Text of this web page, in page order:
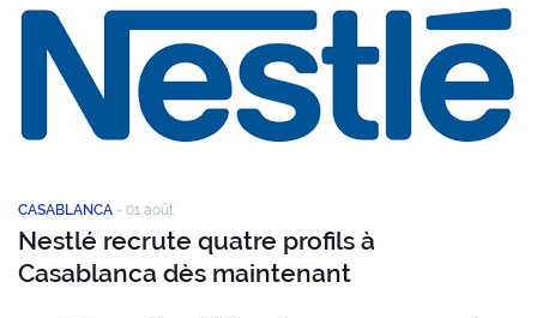
CASABLANCA - 01 août
Nestlé recrute quatre profils à
Casablanca dès maintenant